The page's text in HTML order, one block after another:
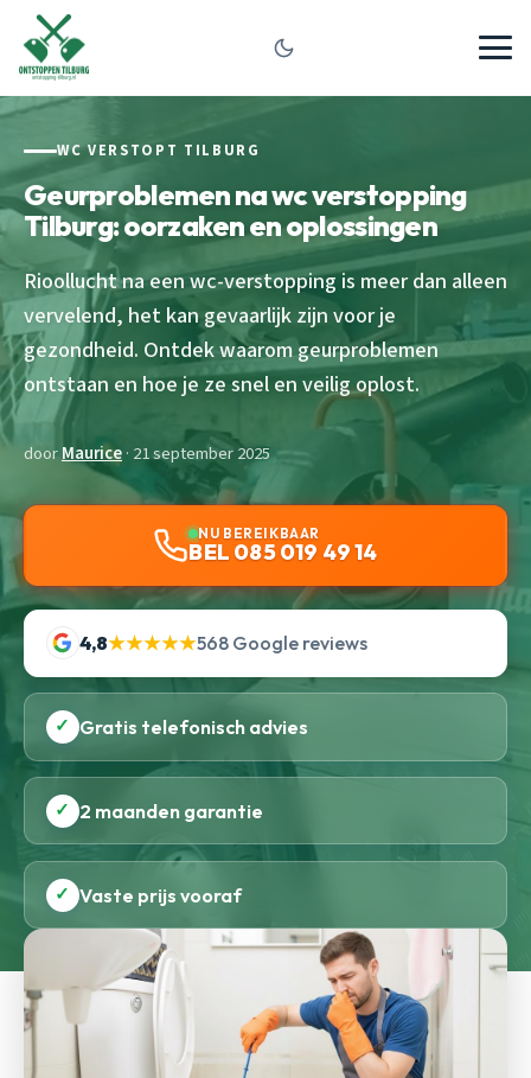
WC VERSTOPT TILBURG
Geurproblemen na wc verstopping
Tilburg: oorzaken en oplossingen
Rioollucht na een wc-verstopping is meer dan alleen
vervelend, het kan gevaarlijk zijn voor je
gezondheid. Ontdek waarom geurproblemen
ontstaan en hoe je ze snel en veilig oplost.
doorMaurice· 21 september 2025
NU BEREIKBAAR
BEL 085 019 49 14
4,8★★★★★568 Google reviews
✓ Gratis telefonisch advies
✓ 2 maanden garantie
✓ Vaste prijs vooraf